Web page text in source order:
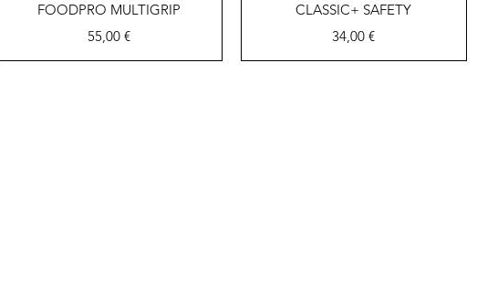
FOODPRO MULTIGRIP
Precio
55,00 €
CLASSIC+ SAFETY
Precio
34,00 €